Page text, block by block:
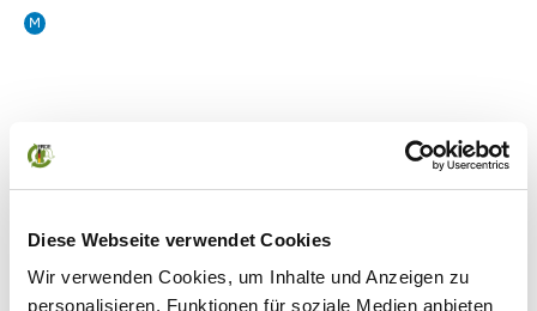
Diese Webseite verwendet Cookies
Wir verwenden Cookies, um Inhalte und Anzeigen zu
personalisieren, Funktionen für soziale Medien anbieten
M
France
Telefon +33646028985